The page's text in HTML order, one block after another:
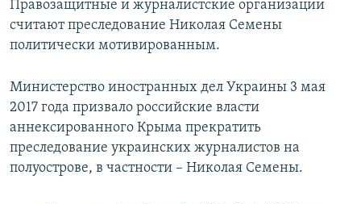
Правозащитные и журналистские организации
считают преследование Николая Семены
политически мотивированным.
Министерство иностранных дел Украины 3 мая
2017 года призвало российские власти
аннексированного Крыма прекратить
преследование украинских журналистов на
полуострове, в частности – Николая Семены.